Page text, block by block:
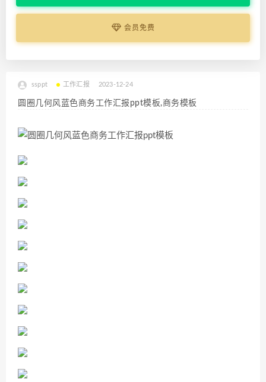
会员免费
ssppt 工作汇报 2023-12-24
圆圈几何风蓝色商务工作汇报ppt模板,商务模板